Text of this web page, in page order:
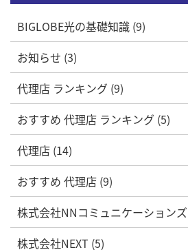
BIGLOBE光の基礎知識 (9)
お知らせ (3)
代理店 ランキング (9)
おすすめ 代理店 ランキング (5)
代理店 (14)
おすすめ 代理店 (9)
株式会社NNコミュニケーション
株式会社NEXT (5)